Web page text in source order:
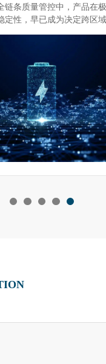
链条质量管控中，产品在
定性，早已成为决定跨区域